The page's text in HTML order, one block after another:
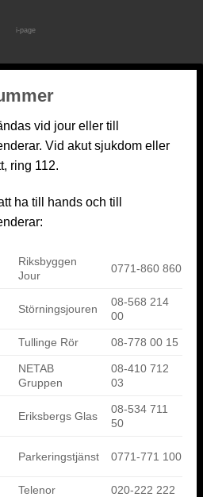
i-page
vid jour eller till
Vid akut sjukdom eller
ring 112.
ha till hands och till
Riksbyggen
Jour
0771-860 860
Störningsjouren
08-568 214
00
Tullinge Rör 08-778 00 15
NETAB
Gruppen
08-410 712
03
Eriksbergs Glas
08-534 711
50
Parkeringstjänst 0771-771 100
Telenor 020-222 222